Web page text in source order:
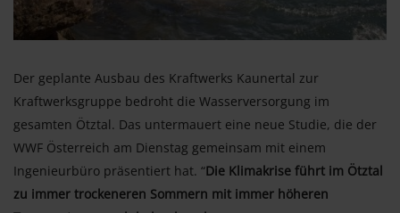
Der geplante Ausbau des Kraftwerks Kaunertal zur
Kraftwerksgruppe bedroht die Wasserversorgung im
gesamten Ötztal. Das untermauert eine neue Studie, die der
WWF Österreich am Dienstag gemeinsam mit einem
Ingenieurbüro präsentiert hat. “Die Klimakrise führt im Ötztal
zu immer trockeneren Sommern mit immer höheren